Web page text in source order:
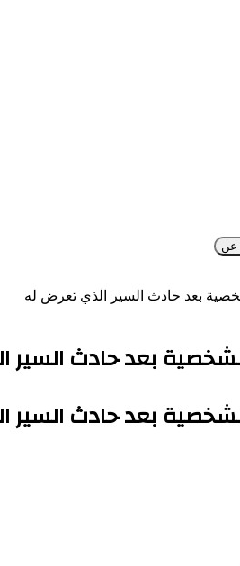
عن
بعد حادث السير الذي تعرض له
بعد حادث السير
بعد حادث السير